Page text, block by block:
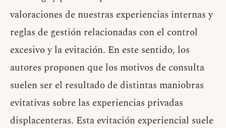
valoraciones de nuestras experiencias internas y
reglas de gestión relacionadas con el control
excesivo y la evitación. En este sentido, los
autores proponen que los motivos de consulta
suelen ser el resultado de distintas maniobras
evitativas sobre las experiencias privadas
displacenteras. Esta evitación experiencial suele